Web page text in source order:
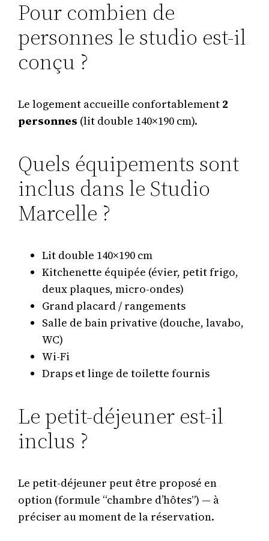
Pour combien de
personnes le studio est-il
conçu ?
Le logement accueille confortablement 2
personnes (lit double 140×190 cm).
Quels équipements sont
inclus dans le Studio
Marcelle ?
Lit double 140×190 cm
Kitchenette équipée (évier, petit frigo,
deux plaques, micro-ondes)
Grand placard / rangements
Salle de bain privative (douche, lavabo,
WC)
Wi-Fi
Draps et linge de toilette fournis
Le petit-déjeuner est-il
inclus ?
Le petit-déjeuner peut être proposé en
option (formule “chambre d’hôtes”) — à
préciser au moment de la réservation.